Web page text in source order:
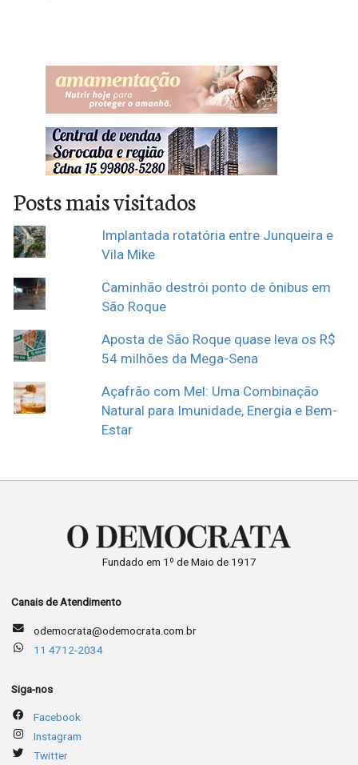
Posts mais visitados
Implantada rotatória entre Junqueira e
Vila Mike
Caminhão destrói ponto de ônibus em
São Roque
Aposta de São Roque quase leva os R$
54 milhões da Mega-Sena
Açafrão com Mel: Uma Combinação
Natural para Imunidade, Energia e Bem-
Estar
Fundado em 1º de Maio de 1917
Canais de Atendimento
odemocrata@odemocrata.com.br
11 4712-2034
Siga-nos
Facebook
Instagram
Twitter